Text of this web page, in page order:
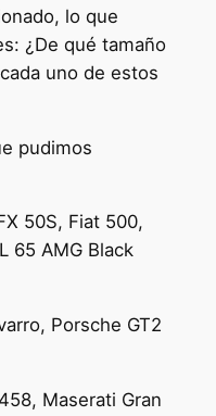
lo que
¿De qué tamaño
uno de estos
pudimos
50S, Fiat 500,
65 AMG Black
Porsche GT2
Maserati Gran